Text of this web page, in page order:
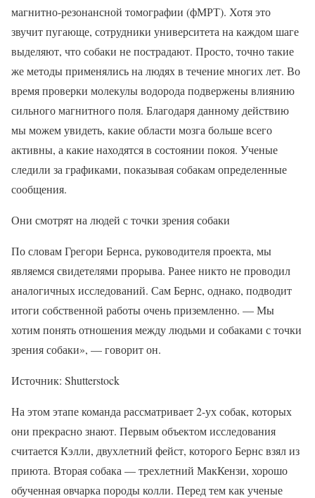
магнитно-резонансной томографии (фМРТ). Хотя это
звучит пугающе, сотрудники университета на каждом шаге
выделяют, что собаки не пострадают. Просто, точно такие
же методы применялись на людях в течение многих лет. Во
время проверки молекулы водорода подвержены влиянию
сильного магнитного поля. Благодаря данному действию
мы можем увидеть, какие области мозга больше всего
активны, а какие находятся в состоянии покоя. Ученые
следили за графиками, показывая собакам определенные
сообщения.
Они смотрят на людей с точки зрения собаки
По словам Грегори Бернса, руководителя проекта, мы
являемся свидетелями прорыва. Ранее никто не проводил
аналогичных исследований. Сам Бернс, однако, подводит
итоги собственной работы очень приземленно. — Мы
хотим понять отношения между людьми и собаками с точки
зрения собаки», — говорит он.
Источник: Shutterstock
На этом этапе команда рассматривает 2-ух собак, которых
они прекрасно знают. Первым объектом исследования
считается Кэлли, двухлетний фейст, которого Бернс взял из
приюта. Вторая собака — трехлетний МакКензи, хорошо
обученная овчарка породы колли. Перед тем как ученые